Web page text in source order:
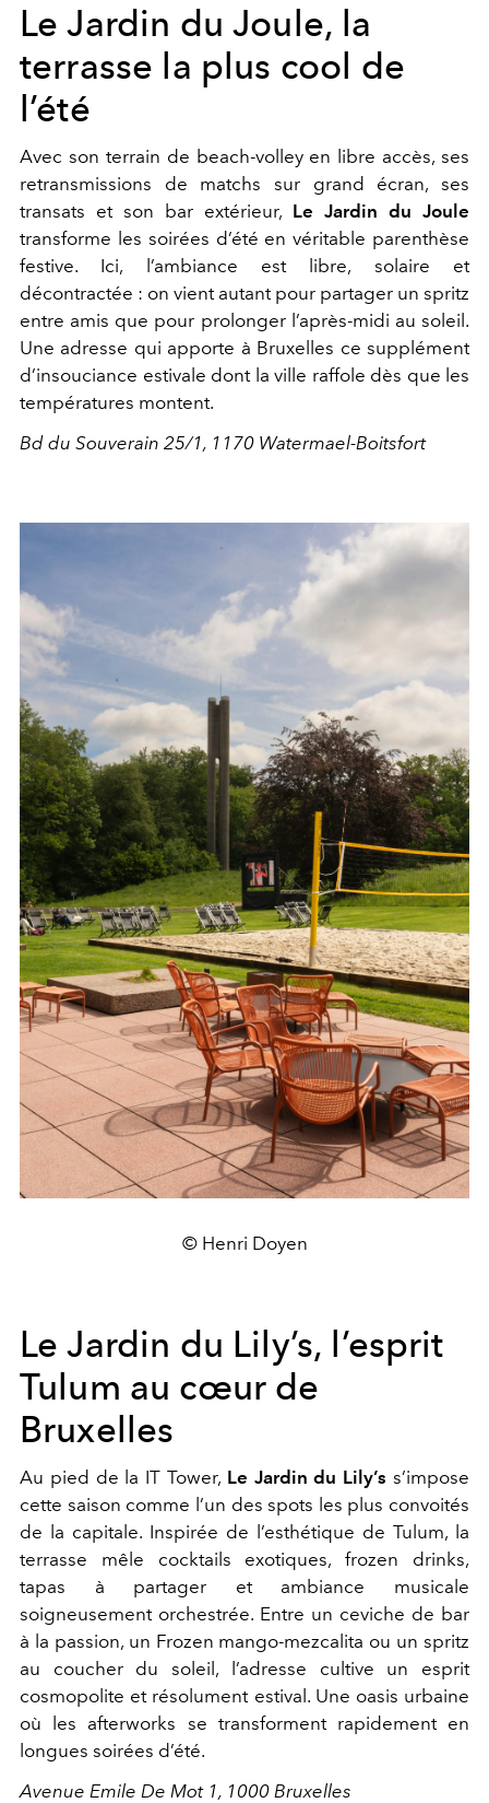
Le Jardin du Joule, la
terrasse la plus cool de
l’été
Avec son terrain de beach-volley en libre accès, ses
retransmissions de matchs sur grand écran, ses
transats et son bar extérieur, Le Jardin du Joule
transforme les soirées d’été en véritable parenthèse
festive. Ici, l’ambiance est libre, solaire et
décontractée : on vient autant pour partager un spritz
entre amis que pour prolonger l’après-midi au soleil.
Une adresse qui apporte à Bruxelles ce supplément
d’insouciance estivale dont la ville raffole dès que les
températures montent.
Bd du Souverain 25/1, 1170 Watermael-Boitsfort
© Henri Doyen
Le Jardin du Lily’s, l’esprit
Tulum au cœur de
Bruxelles
Au pied de la IT Tower, Le Jardin du Lily’s s’impose
cette saison comme l’un des spots les plus convoités
de la capitale. Inspirée de l’esthétique de Tulum, la
terrasse mêle cocktails exotiques, frozen drinks,
tapas à partager et ambiance musicale
soigneusement orchestrée. Entre un ceviche de bar
à la passion, un Frozen mango-mezcalita ou un spritz
au coucher du soleil, l’adresse cultive un esprit
cosmopolite et résolument estival. Une oasis urbaine
où les afterworks se transforment rapidement en
longues soirées d’été.
Avenue Emile De Mot 1, 1000 Bruxelles